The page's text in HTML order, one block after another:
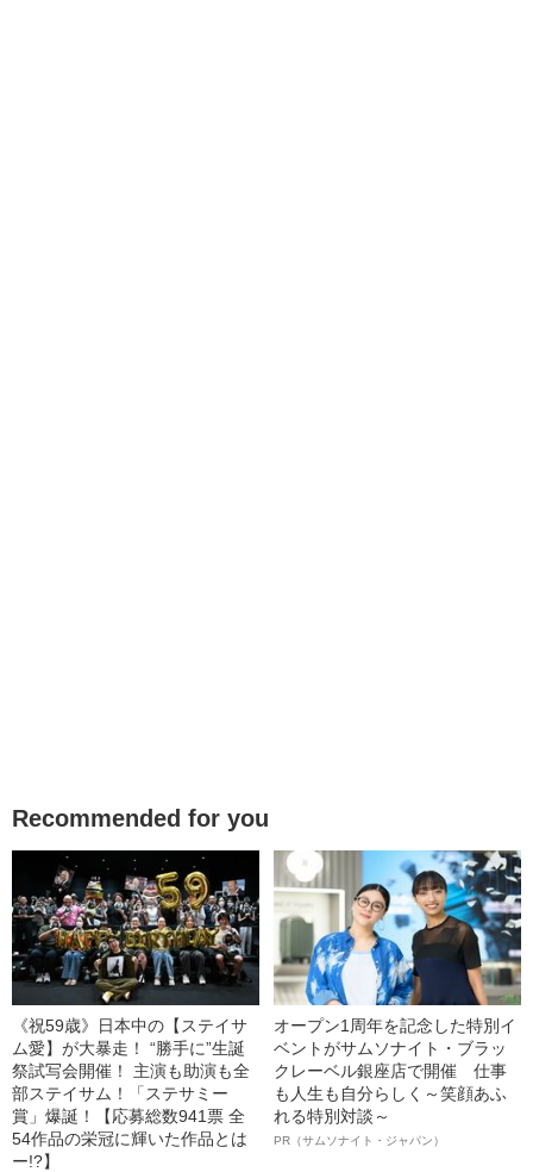
Recommended for you
《祝59歳》日本中の【ステイサ
ム愛】が大暴走！ “勝手に”生誕
祭試写会開催！ 主演も助演も全
部ステイサム！「ステサミー
賞」爆誕！【応募総数941票 全
54作品の栄冠に輝いた作品とは
ー!?】
オープン1周年を記念した特別イ
ベントがサムソナイト・ブラッ
クレーベル銀座店で開催 仕事
も人生も自分らしく～笑顔あふ
れる特別対談～
PR（サムソナイト・ジャパン）